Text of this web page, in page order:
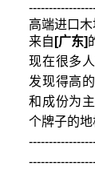
高端进口
来自 [广东]
现在很多
发现得高
和成份为
个牌子的地